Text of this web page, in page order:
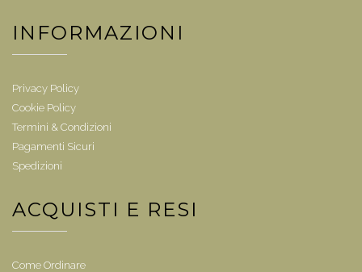
INFORMAZIONI
Privacy Policy
Cookie Policy
Termini & Condizioni
Pagamenti Sicuri
Spedizioni
ACQUISTI E RESI
Come Ordinare